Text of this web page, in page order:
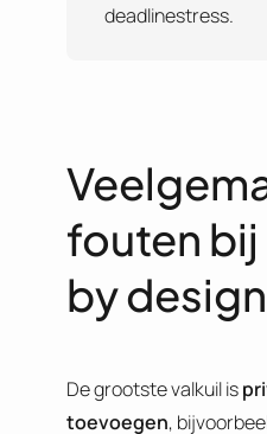
deadlinestress.
fouten
by design
De grootste valkuil is
toevoegen,